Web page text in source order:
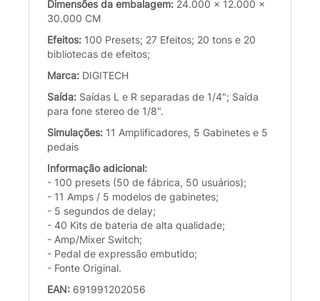
Dimensões da embalagem: 24.000 x 12.000 x
30.000 CM
Efeitos: 100 Presets; 27 Efeitos; 20 tons e 20
bibliotecas de efeitos;
Marca: DIGITECH
Saída: Saídas L e R separadas de 1/4"; Saída
para fone stereo de 1/8".
Simulações: 11 Amplificadores, 5 Gabinetes e 5
pedais
Informação adicional:
- 100 presets (50 de fábrica, 50 usuários);
- 11 Amps / 5 modelos de gabinetes;
- 5 segundos de delay;
- 40 Kits de bateria de alta qualidade;
- Amp/Mixer Switch;
- Pedal de expressão embutido;
- Fonte Original.
EAN: 691991202056